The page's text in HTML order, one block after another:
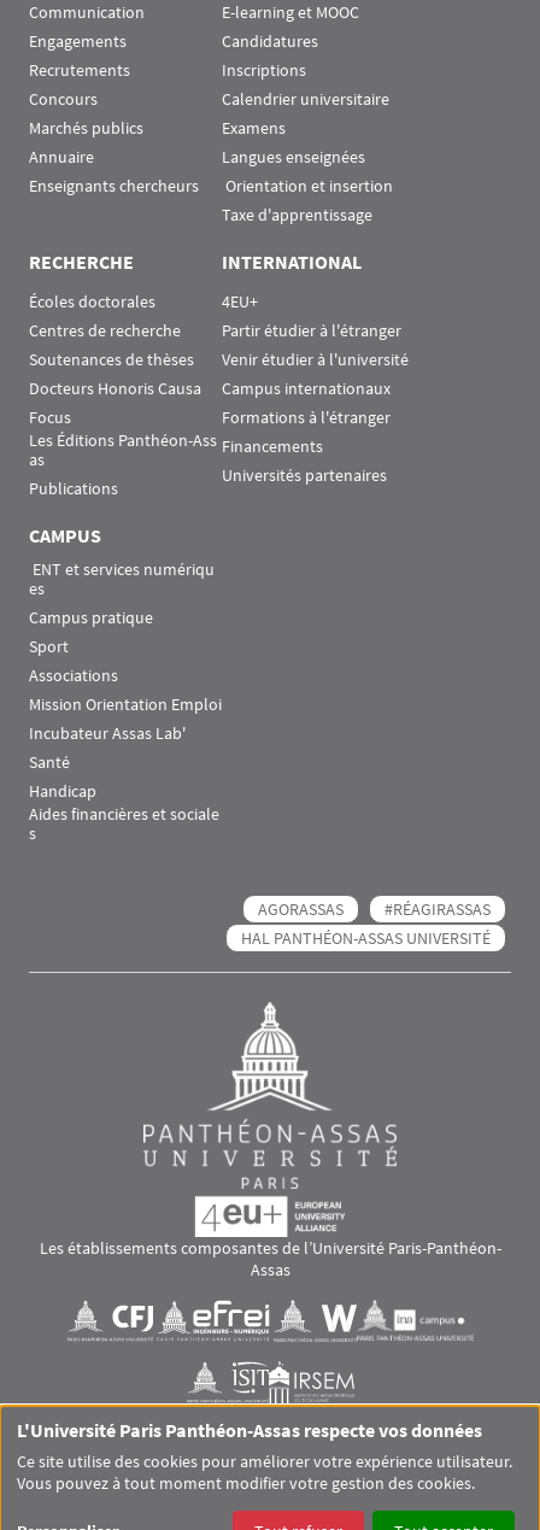
Communication
Engagements
Recrutements
Concours
Marchés publics
Annuaire
Enseignants chercheurs
E-learning et MOOC
Candidatures
Inscriptions
Calendrier universitaire
Examens
Langues enseignées
Orientation et insertion
Taxe d'apprentissage
RECHERCHE
Écoles doctorales
Centres de recherche
Soutenances de thèses
Docteurs Honoris Causa
Focus
Les Éditions Panthéon-Ass
as
Publications
INTERNATIONAL
4EU+
Partir étudier à l'étranger
Venir étudier à l'université
Campus internationaux
Formations à l'étranger
Financements
Universités partenaires
CAMPUS
es
Campus pratique
Sport
Associations
Mission Orientation Emploi
Incubateur Assas Lab'
Santé
Handicap
Aides financières et sociale
s
AGORASSAS
#RÉAGIRASSAS
HAL PANTHÉON-ASSAS UNIVERSITÉ
Les établissements composantes de l’Université Paris-Panthéon-
Assas
Visuel svgVisuel svg Visuel svgVisuel svg
Visuel svgVisuel svg
RS footer
GLOSSAIRE MENTIONS LÉGALES
L'Université Paris Panthéon-Assas respecte vos données
Ce site utilise des cookies pour améliorer votre expérience utilisateur.
Vous pouvez à tout moment modifier votre gestion des cookies.